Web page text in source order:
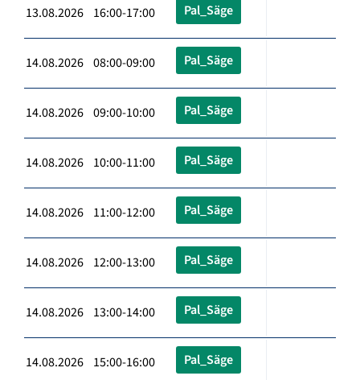
13.08.2026 16:00-17:00 Pal_Säge
14.08.2026 08:00-09:00 Pal_Säge
14.08.2026 09:00-10:00 Pal_Säge
14.08.2026 10:00-11:00 Pal_Säge
14.08.2026 11:00-12:00 Pal_Säge
14.08.2026 12:00-13:00 Pal_Säge
14.08.2026 13:00-14:00 Pal_Säge
14.08.2026 15:00-16:00 Pal_Säge